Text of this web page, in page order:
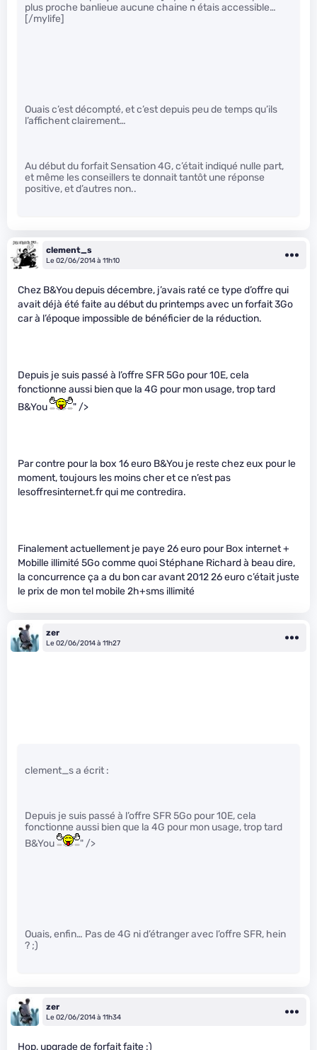
plus proche banlieue aucune chaine n étais accessible…
[/mylife]
Ouais c’est décompté, et c’est depuis peu de temps qu’ils
l’affichent clairement…
Au début du forfait Sensation 4G, c’était indiqué nulle part,
et même les conseillers te donnait tantôt une réponse
positive, et d’autres non..
clement_s
Le 02/06/2014 à 11h10
Chez B&You depuis décembre, j’avais raté ce type d’offre qui
avait déjà été faite au début du printemps avec un forfait 3Go
car à l’époque impossible de bénéficier de la réduction.
Depuis je suis passé à l’offre SFR 5Go pour 10E, cela
fonctionne aussi bien que la 4G pour mon usage, trop tard
B&You
" />
Par contre pour la box 16 euro B&You je reste chez eux pour le
moment, toujours les moins cher et ce n’est pas
lesoffresinternet.fr qui me contredira.
Finalement actuellement je paye 26 euro pour Box internet +
Mobille illimité 5Go comme quoi Stéphane Richard à beau dire,
la concurrence ça a du bon car avant 2012 26 euro c’était juste
le prix de mon tel mobile 2h+sms illimité
zer
Le 02/06/2014 à 11h27
clement_s a écrit :
Depuis je suis passé à l’offre SFR 5Go pour 10E, cela
fonctionne aussi bien que la 4G pour mon usage, trop tard
B&You
" />
Ouais, enfin… Pas de 4G ni d’étranger avec l’offre SFR, hein
? ;)
zer
Le 02/06/2014 à 11h34
Hop, upgrade de forfait faite :)